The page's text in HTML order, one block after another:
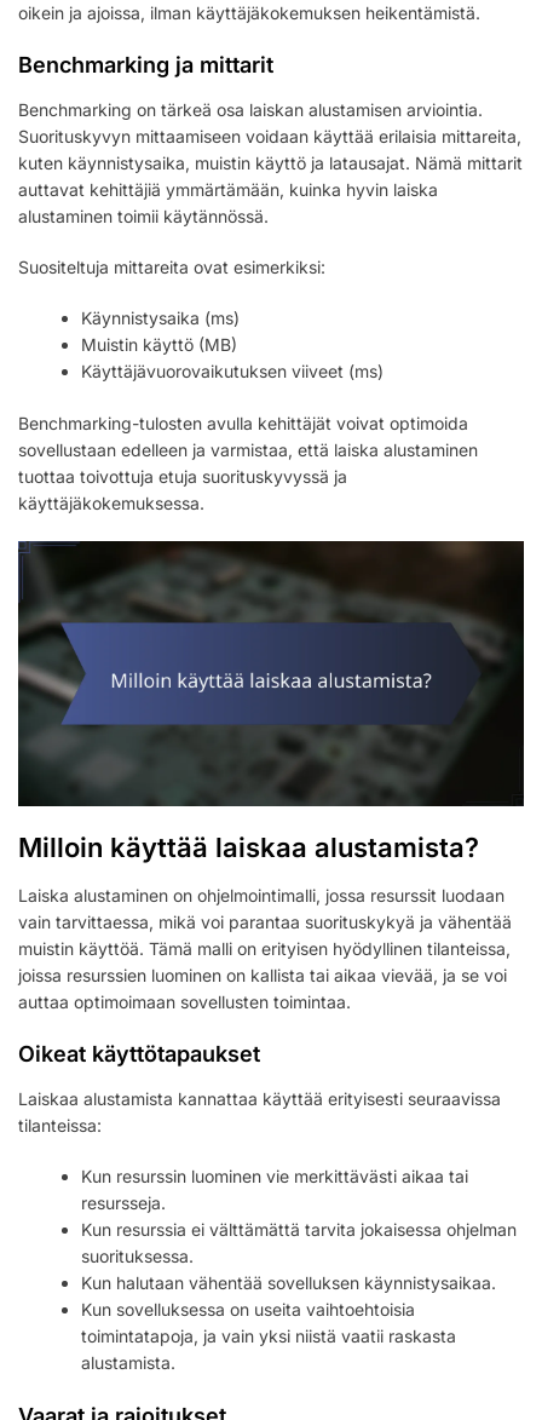
oikein ja ajoissa, ilman käyttäjäkokemuksen heikentämistä.
Benchmarking ja mittarit
Benchmarking on tärkeä osa laiskan alustamisen arviointia.
Suorituskyvyn mittaamiseen voidaan käyttää erilaisia mittareita,
kuten käynnistysaika, muistin käyttö ja latausajat. Nämä mittarit
auttavat kehittäjiä ymmärtämään, kuinka hyvin laiska
alustaminen toimii käytännössä.
Suositeltuja mittareita ovat esimerkiksi:
Käynnistysaika (ms)
Muistin käyttö (MB)
Käyttäjävuorovaikutuksen viiveet (ms)
Benchmarking-tulosten avulla kehittäjät voivat optimoida
sovellustaan edelleen ja varmistaa, että laiska alustaminen
tuottaa toivottuja etuja suorituskyvyssä ja
käyttäjäkokemuksessa.
Milloin käyttää laiskaa alustamista?
Laiska alustaminen on ohjelmointimalli, jossa resurssit luodaan
vain tarvittaessa, mikä voi parantaa suorituskykyä ja vähentää
muistin käyttöä. Tämä malli on erityisen hyödyllinen tilanteissa,
joissa resurssien luominen on kallista tai aikaa vievää, ja se voi
auttaa optimoimaan sovellusten toimintaa.
Oikeat käyttötapaukset
Laiskaa alustamista kannattaa käyttää erityisesti seuraavissa
tilanteissa:
Kun resurssin luominen vie merkittävästi aikaa tai
resursseja.
Kun resurssia ei välttämättä tarvita jokaisessa ohjelman
suorituksessa.
Kun halutaan vähentää sovelluksen käynnistysaikaa.
Kun sovelluksessa on useita vaihtoehtoisia
toimintatapoja, ja vain yksi niistä vaatii raskasta
alustamista.